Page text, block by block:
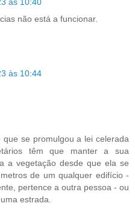
não está a funcionar.
às 10:44
se promulgou a lei celerada
têm que manter a sua
a vegetação desde que ela se
de um qualquer edifício -
pertence a outra pessoa - ou
estrada.